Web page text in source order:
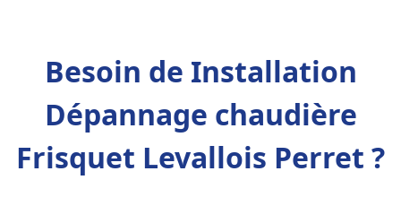
Besoin de Installation
Dépannage chaudière
Frisquet Levallois Perret ?